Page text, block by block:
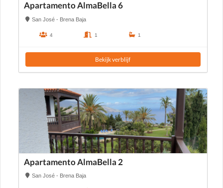
Apartamento AlmaBella 6
San José - Brena Baja
4 1 1
Bekijk verblijf
Apartamento AlmaBella 2
San José - Brena Baja